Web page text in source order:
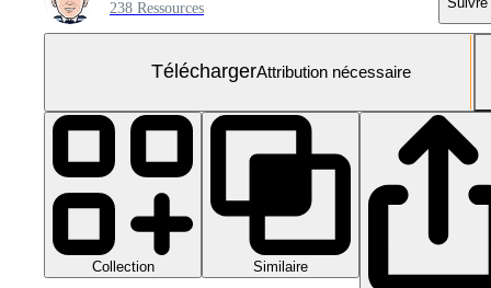
238 Ressources
TéléchargerAttribution nécessaire
Collection Similaire